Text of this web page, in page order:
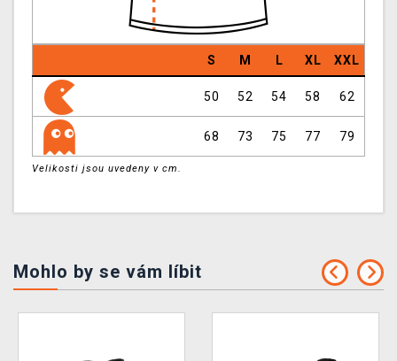
S M L XL XXL
50 52 54 58 62
68 73 75 77 79
Velikosti jsou uvedeny v cm.
Mohlo by se vám líbit